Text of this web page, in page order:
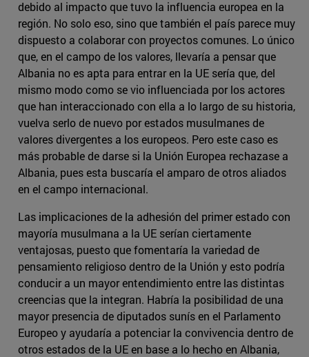
debido al impacto que tuvo la influencia europea en la
región. No solo eso, sino que también el país parece muy
dispuesto a colaborar con proyectos comunes. Lo único
que, en el campo de los valores, llevaría a pensar que
Albania no es apta para entrar en la UE sería que, del
mismo modo como se vio influenciada por los actores
que han interaccionado con ella a lo largo de su historia,
vuelva serlo de nuevo por estados musulmanes de
valores divergentes a los europeos. Pero este caso es
más probable de darse si la Unión Europea rechazase a
Albania, pues esta buscaría el amparo de otros aliados
en el campo internacional.
Las implicaciones de la adhesión del primer estado con
mayoría musulmana a la UE serían ciertamente
ventajosas, puesto que fomentaría la variedad de
pensamiento religioso dentro de la Unión y esto podría
conducir a un mayor entendimiento entre las distintas
creencias que la integran. Habría la posibilidad de una
mayor presencia de diputados sunís en el Parlamento
Europeo y ayudaría a potenciar la convivencia dentro de
otros estados de la UE en base a lo hecho en Albania,